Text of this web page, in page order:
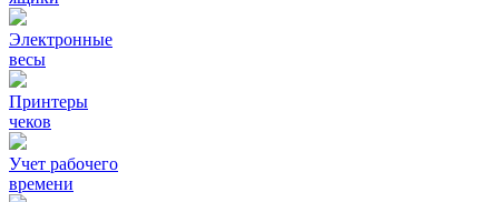
Электронные
весы
Принтеры
чеков
Учет рабочего
времени